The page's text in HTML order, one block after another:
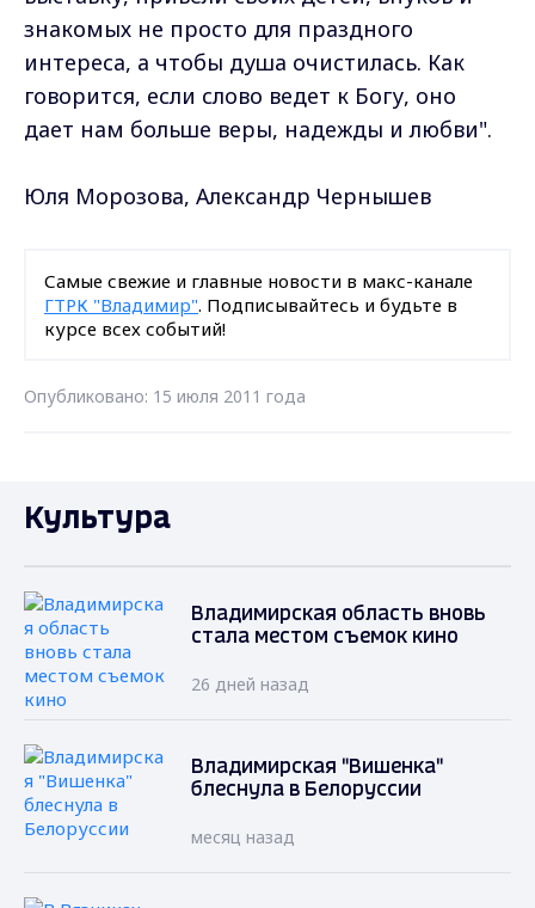
знакомых не просто для праздного
интереса, а чтобы душа очистилась. Как
говорится, если слово ведет к Богу, оно
дает нам больше веры, надежды и любви".
Юля Морозова, Александр Чернышев
Самые свежие и главные новости в макс-канале
ГТРК "Владимир". Подписывайтесь и будьте в
курсе всех событий!
Опубликовано: 15 июля 2011 года
Культура
Владимирская область вновь
стала местом съемок кино
26 дней назад
Владимирская "Вишенка"
блеснула в Белоруссии
месяц назад